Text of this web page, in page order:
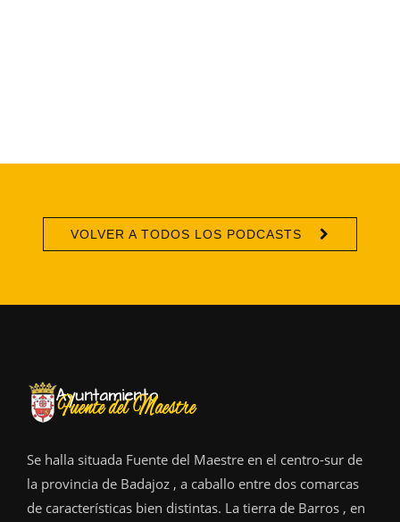
VOLVER A TODOS LOS PODCASTS
Se halla situada Fuente del Maestre en el centro-sur de
la provincia de Badajoz , a caballo entre dos comarcas
de características bien distintas. La tierra de Barros , en